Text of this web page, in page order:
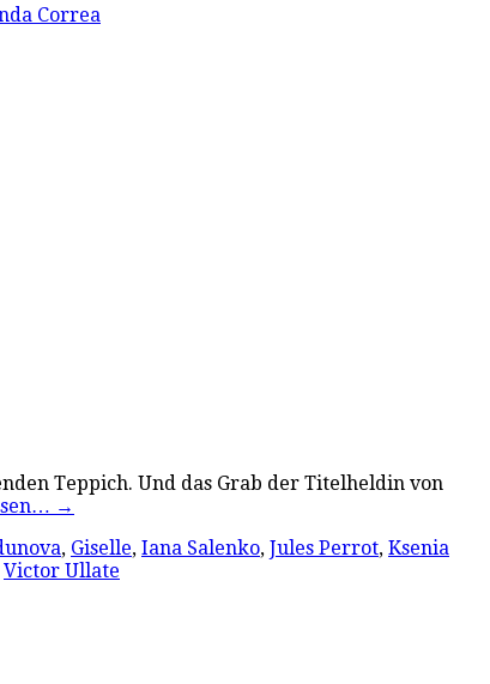
Correa
Teppich. Und das Grab der Titelheldin von
→
, Giselle, Iana Salenko, Jules Perrot, Ksenia
Victor Ullate